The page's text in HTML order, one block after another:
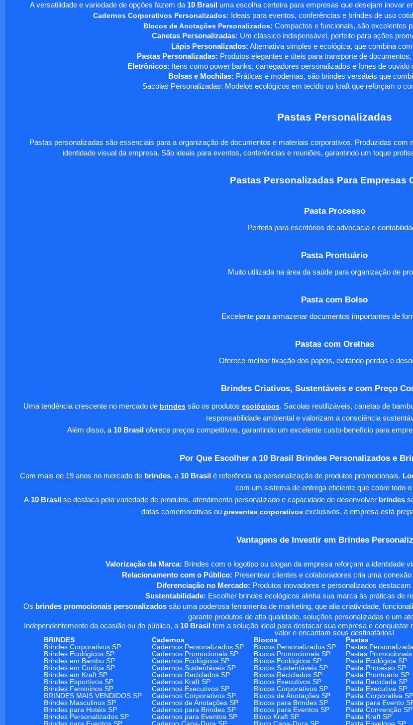
A versatilidade e variedade de opções fazem da 10 Brasil uma escolha certeira para empresas que desejam inovar
Cadernos Corporativos Personalizados: Ideais para eventos, conferências e brindes de uso
Blocos de Anotações Personalizados: Compactos e funcionais, são excelentes
Canetas Personalizadas: Um clássico indispensável, perfeito para ações
Lápis Personalizados: Alternativa simples e ecológica, que combina
Pastas Personalizadas: Produtos elegantes e úteis para transporte de
Eletrônicos: Itens como power banks, carregadores personalizados e fones de
Bolsas e Mochilas: Práticas e modernas, são brindes versáteis que
Sacolas Personalizadas: Modelos ecológicos em tecido ou kraft que reforçam o
Pastas Personalizadas
Pastas personalizadas são essenciais para a organização de documentos e materiais corporativos. Produzidas
identidade visual da empresa. São ideais para eventos, conferências e reuniões, garantindo um toque
Pastas Personalizadas Para Empresas
Pasta Processo
Perfeita para escritórios de advocacia e
Pasta Prontuário
Muito utilizada na área da saúde para organização de
Pasta com Bolso
Excelente para armazenar documentos importantes de
Pastas com Orelhas
Oferece melhor fixação dos papéis, evitando perdas e
Brindes Criativos, Sustentáveis e com Preço
Uma tendência crescente no mercado de brindessão os produtos ecológicos. Sacolas reutilizáveis, canetas de
responsabilidade ambiental e valorizam a consciência
Além disso, a 10 Brasil oferece preços competitivos, garantindo um excelente custo-benefício para
Por Que Escolher a 10 Brasil Brindes Personalizados e
Com mais de 19 anos no mercado de brindes, a 10 Brasil é referência na personalização de produtos promocionais.
com um sistema de entrega eficiente que cobre todo o
A10 Brasil se destaca pela variedade de produtos, atendimento personalizado e capacidade de desenvolver brindes
datas comemorativas ou presentes corporativos exclusivos, a empresa está
Vantagens de Investir em Brindes
Valorização da Marca: Brindes com o logotipo ou slogan da empresa reforçam a identidade
Relacionamento com o Público: Presentear clientes e colaboradores cria uma
Diferenciação no Mercado: Produtos inovadores e personalizados
Sustentabilidade: Escolher brindes ecológicos alinha sua marca às práticas de
Os brindes promocionais personalizados são uma poderosa ferramenta de marketing, que alia criatividade,
garante produtos de alta qualidade, soluções personalizadas e um
Independentemente da ocasião ou do público, a 10 Brasil tem a solução ideal para destacar sua empresa e conquistar
valor e encantam seus destinatários!
BRINDES
Cadernos Blocos Pastas
Brindes Corporativos SP
Cadernos Personalizados SP Blocos Personalizados SP Pastas
Brindes Ecológicos SP
Cadernos Promocionais SP Blocos Promocionais SP Pastas
Brindes em Bambu SP
Cadernos Ecológicos SP Blocos Ecológicos SP Pasta Ecológica SP
Brindes em Cortiça SP
Cadernos Sustentáveis SP Blocos Sustentáveis SP Pasta Processo SP
Brindes em Kraft SP
Cadernos Reciclados SP Blocos Reciclados SP Pasta Prontuário SP
Brindes Esportivos SP
Cadernos Kraft SP Blocos Executivos SP Pasta Reciclada SP
Brindes Femininos SP
Cadernos Executivos SP Blocos Corporativos SP Pasta Executiva SP
BRINDES MAIS VENDIDOS SP
Cadernos Corporativos SP Blocos de Anotações SP Pasta Corporativa SP
Brindes Masculinos SP
Cadernos de Anotações SP Blocos para Brindes SP Pasta para Evento
Brindes para Hotéis SP
Cadernos para Brindes SP Blocos para Eventos SP Pasta Convenção SP
Brindes Personalizados SP
Cadernos para Eventos SP Bloco Kraft SP Pasta Kraft SP